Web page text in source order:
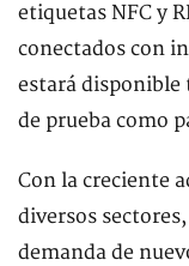
etiquetas NFC y
conectados con
estará disponible
de prueba como
Con la creciente
diversos
demanda de